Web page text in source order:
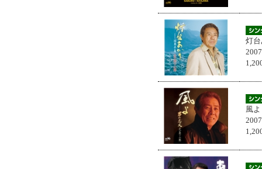
灯
風よ